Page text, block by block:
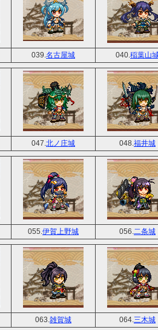
039. 名古屋城 040. 稲葉山
047. 北ノ庄城 048. 福井城
055. 伊賀上野城 056. 二条城
063. 雑賀城 064. 三木城